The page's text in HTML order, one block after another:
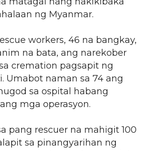
ng Myanmar.
workers, 46 na bangkay,
na bata, ang narekober
cremation pagsapit ng
Umabot naman sa 74 ang
sa ospital habang
mga operasyon.
pang rescuer na mahigit 100
sa pinangyarihan ng